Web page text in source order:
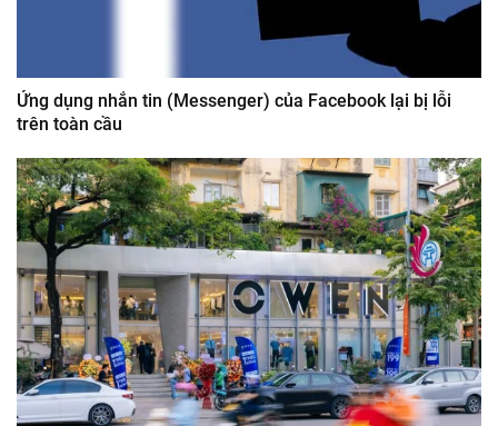
Ứng dụng nhắn tin (Messenger) của Facebook lại bị lỗi
trên toàn cầu